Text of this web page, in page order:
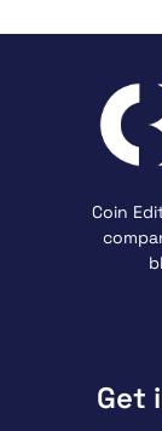
Coin
Get